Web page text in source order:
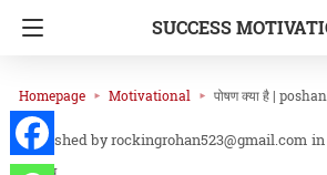
SUCCESS
Homepage Motivational पोषण क्या है |
rockingrohan523@gmail.com in